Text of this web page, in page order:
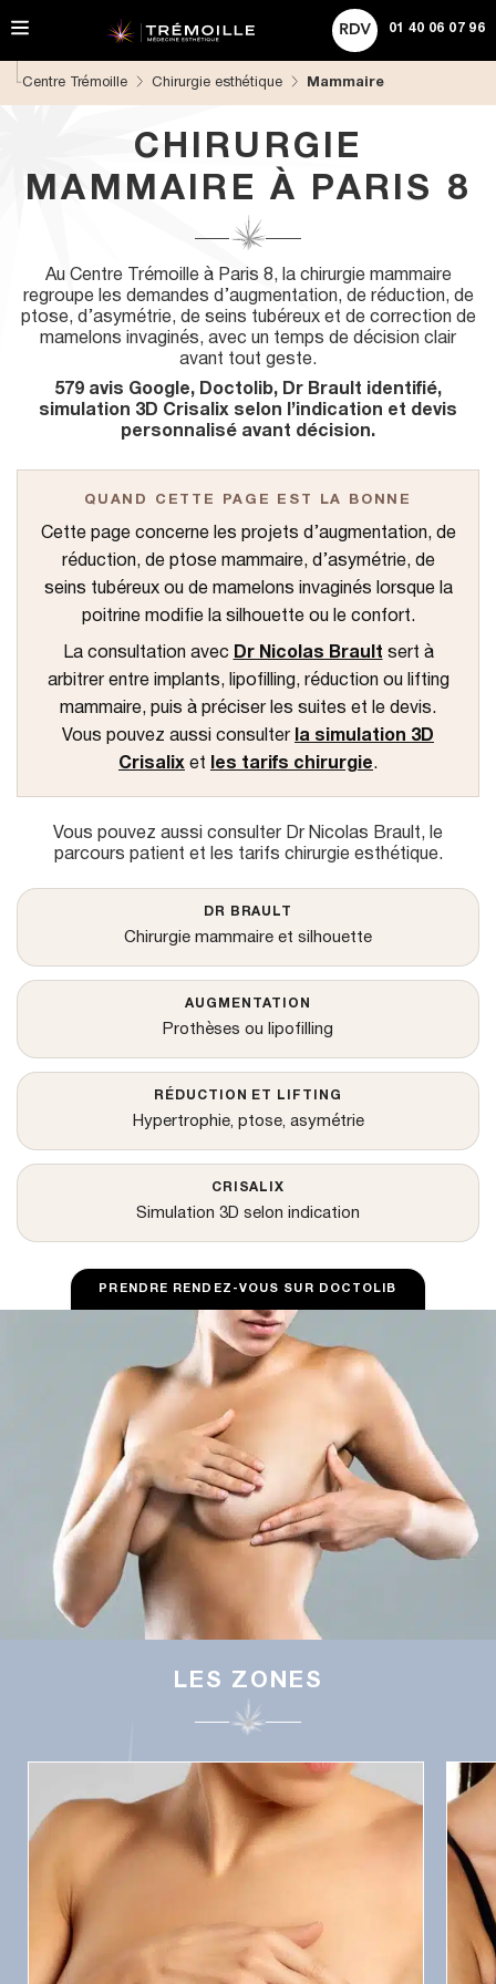
01 40 06 07 96
ACHETER UNE CARTE CADEAU
Rechercher
Centre Trémoille Chirurgie esthétique Mammaire
CHIRURGIE
MAMMAIRE À PARIS 8
Au Centre Trémoille à Paris 8, la chirurgie mammaire
regroupe les demandes d’augmentation, de réduction, de
ptose, d’asymétrie, de seins tubéreux et de correction de
mamelons invaginés, avec un temps de décision clair
avant tout geste.
579 avis Google, Doctolib, Dr Brault identifié,
simulation 3D Crisalix selon l’indication et devis
personnalisé avant décision.
QUAND CETTE PAGE EST LA BONNE
Cette page concerne les projets d’augmentation, de
réduction, de ptose mammaire, d’asymétrie, de
seins tubéreux ou de mamelons invaginés lorsque la
poitrine modifie la silhouette ou le confort.
La consultation avec Dr Nicolas Brault sert à
arbitrer entre implants, lipofilling, réduction ou lifting
mammaire, puis à préciser les suites et le devis.
Vous pouvez aussi consulter
la simulation 3D
Crisalix et les tarifs chirurgie.
Vous pouvez aussi consulter Dr Nicolas Brault, le
parcours patient et les tarifs chirurgie esthétique.
DR BRAULT
Chirurgie mammaire et silhouette
AUGMENTATION
Prothèses ou lipofilling
RÉDUCTION ET LIFTING
Hypertrophie, ptose, asymétrie
CRISALIX
Simulation 3D selon indication
PRENDRE RENDEZ-VOUS SUR DOCTOLIB
LES ZONES